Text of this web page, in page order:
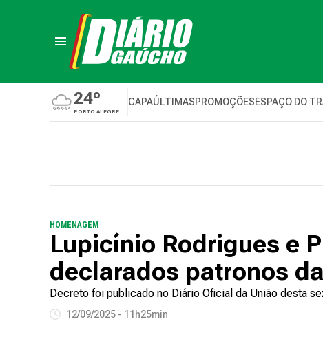
24º
PORTO ALEGRE
CAPAÚLTIMASPROMOÇÕESESPAÇO DO
HOMENAGEM
Lupicínio Rodrigues e
declarados patronos
Decreto foi publicado no Diário Oficial da União desta
12/09/2025 - 11h25min